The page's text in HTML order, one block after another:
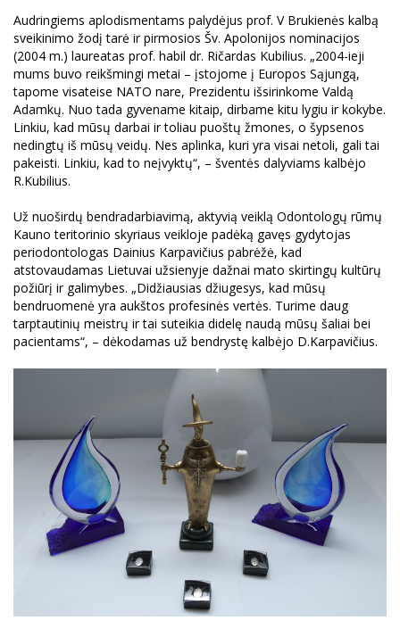
Audringiems aplodismentams palydėjus prof. V Brukienės kalbą
sveikinimo žodį tarė ir pirmosios Šv. Apolonijos nominacijos
(2004 m.) laureatas prof. habil dr. Ričardas Kubilius. „2004-ieji
mums buvo reikšmingi metai – įstojome į Europos Sąjungą,
tapome visateise NATO nare, Prezidentu išsirinkome Valdą
Adamkų. Nuo tada gyvename kitaip, dirbame kitu lygiu ir kokybe.
Linkiu, kad mūsų darbai ir toliau puoštų žmones, o šypsenos
nedingtų iš mūsų veidų. Nes aplinka, kuri yra visai netoli, gali tai
pakeisti. Linkiu, kad to neįvyktų“, – šventės dalyviams kalbėjo
R.Kubilius.
Už nuoširdų bendradarbiavimą, aktyvią veiklą Odontologų rūmų
Kauno teritorinio skyriaus veikloje padėką gavęs gydytojas
periodontologas Dainius Karpavičius pabrėžė, kad
atstovaudamas Lietuvai užsienyje dažnai mato skirtingų kultūrų
požiūrį ir galimybes. „Didžiausias džiugesys, kad mūsų
bendruomenė yra aukštos profesinės vertės. Turime daug
tarptautinių meistrų ir tai suteikia didelę naudą mūsų šaliai bei
pacientams“, – dėkodamas už bendrystę kalbėjo D.Karpavičius.